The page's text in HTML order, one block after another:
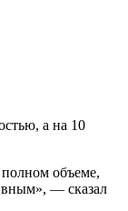
а на 10
полном объеме,
— сказал